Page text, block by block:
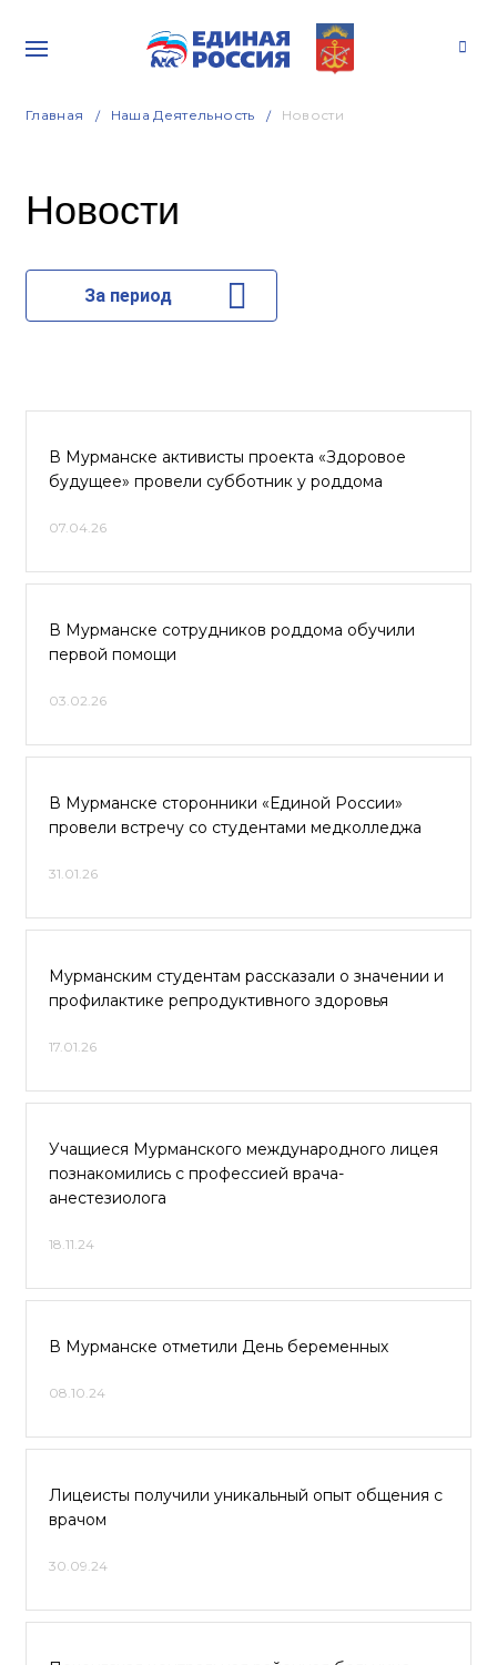
Главная Наша Деятельность Новости
Новости
За период
В Мурманске активисты проекта «Здоровое
будущее» провели субботник у роддома
07.04.26
В Мурманске сотрудников роддома обучили
первой помощи
03.02.26
В Мурманске сторонники «Единой России»
провели встречу со студентами медколледжа
31.01.26
Мурманским студентам рассказали о значении и
профилактике репродуктивного здоровья
17.01.26
Учащиеся Мурманского международного лицея
познакомились с профессией врача-
анестезиолога
18.11.24
В Мурманске отметили День беременных
08.10.24
Лицеисты получили уникальный опыт общения с
врачом
30.09.24